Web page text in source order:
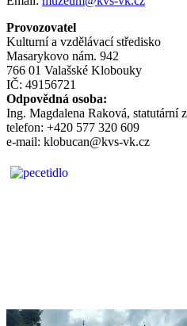
Provozovatel
Kulturní a vzdělávací středisko
Masarykovo nám. 942
766 01 Valašské Klobouky
IČ: 49156721
Odpovědná osoba:
Ing. Magdalena Raková, statutární
telefon: +420 577 320 609
e-mail: klobucan@kvs-vk.cz